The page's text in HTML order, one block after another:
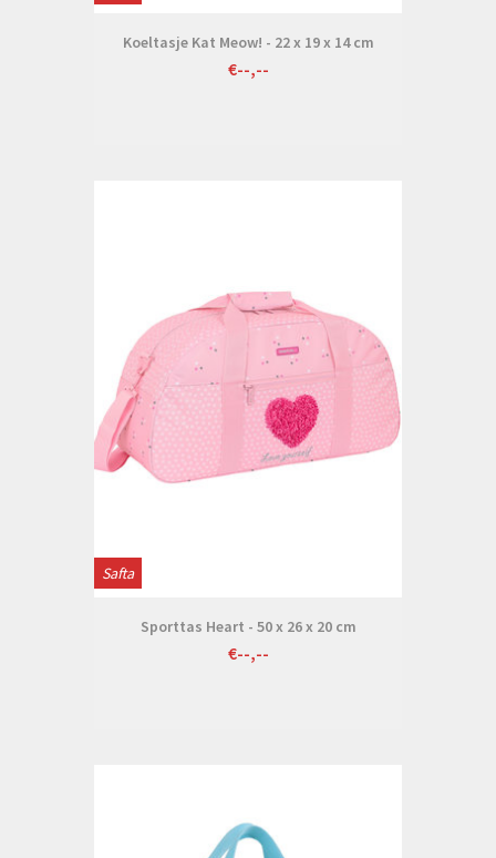
Koeltasje Kat Meow! - 22 x 19 x 14 cm
€--,--
Safta
Sporttas Heart - 50 x 26 x 20 cm
€--,--